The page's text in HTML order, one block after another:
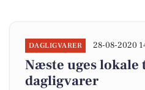
DAGLIGVARER 28-08-2020
Næste uges lokale
dagligvarer